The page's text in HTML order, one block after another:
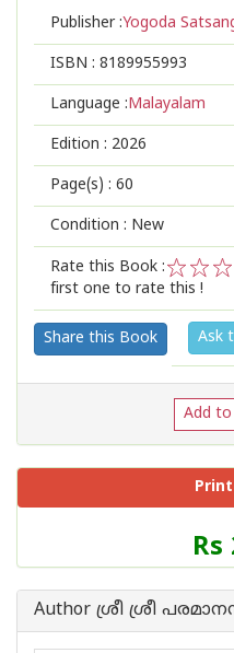
Publisher :Yogoda
ISBN : 8189955993
Language :Malayalam
Edition : 2026
Page(s) : 60
Condition : New
Rate this Book :
2
1
first one to rate this !
Share this Book Ask
Add
Price
of
Book
Rs
Author ശ്രീ ശ്രീ